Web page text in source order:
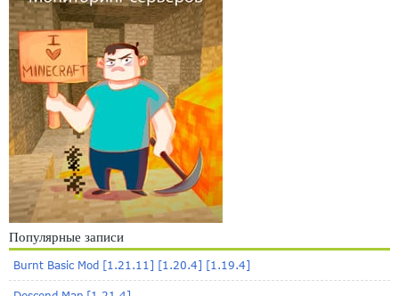
Популярные записи
Burnt Basic Mod [1.21.11] [1.20.4] [1.19.4]